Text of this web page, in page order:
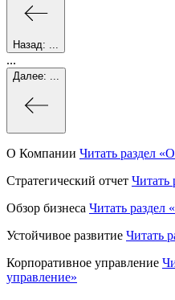
Назад:
...
Далее:
О Компании Читать раздел
Стратегический отчет Читать
Обзор бизнеса Читать раздел
Устойчивое развитие Читать
Корпоративное управление
управление»